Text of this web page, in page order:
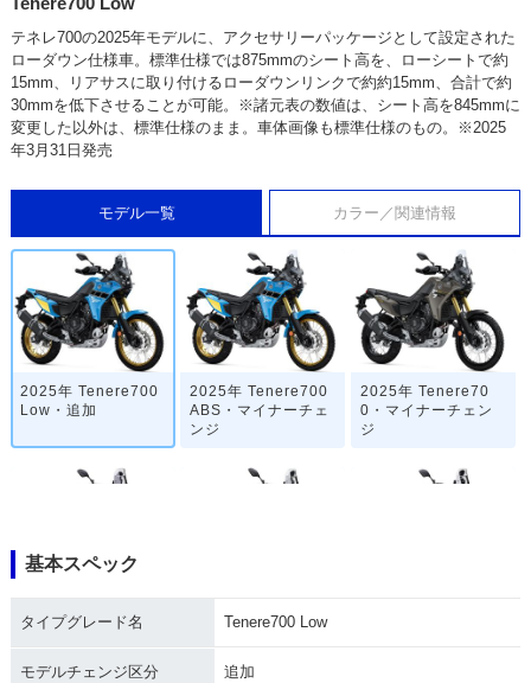
テネレ700の2025年モデルに、アクセサリーパッケージとして設定された
ローダウン仕様車。標準仕様では875mmのシート高を、ローシートで約
15mm、リアサスに取り付けるローダウンリンクで約約15mm、合計で約
30mmを低下させることが可能。※諸元表の数値は、シート高を845mmに
変更した以外は、標準仕様のまま。車体画像も標準仕様のもの。※2025
年3月31日発売
モデル一覧 カラー／関連情報
2025年 Tenere700
Low・追加
2025年 Tenere700
ABS・マイナーチェ
ンジ
2025年 Tenere70
0・マイナーチェン
ジ
ABS・マイナーチェ
ABS・カラーチェン
基本スペック
タイプグレード名 Tenere700 Low
モデルチェンジ区分 追加